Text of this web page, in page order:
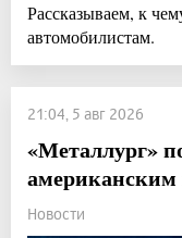
Рассказываем, к
автомобилистам.
21:04, 5 авг 2026
«Металлург»
американским
Новости